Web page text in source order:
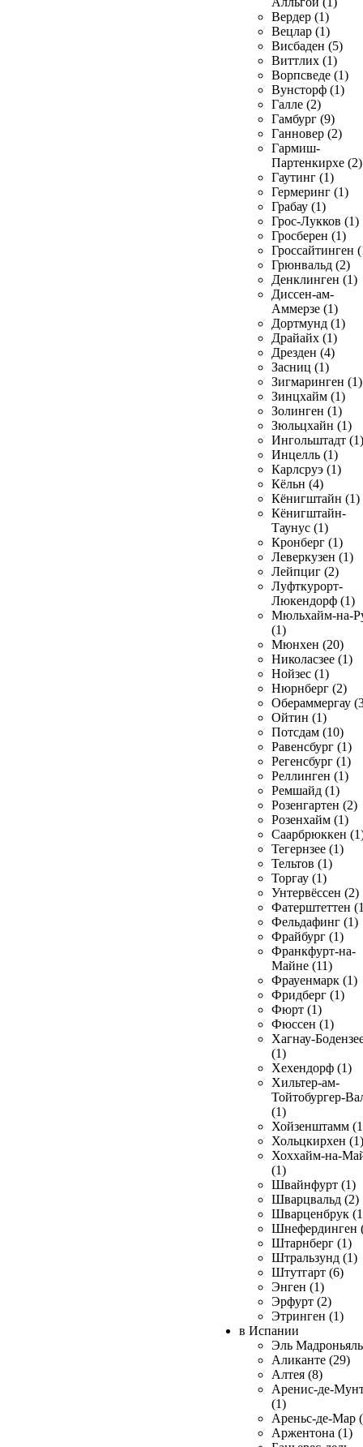
Вердер (1)
Вецлар (1)
Висбаден (5)
Виттлих (1)
Ворпсведе (1)
Вунсторф (1)
Галле (2)
Гамбург (9)
Ганновер (2)
Гармиш-
Партенкирхе (2)
Гаутинг (1)
Гермеринг (1)
Грабау (1)
Грос-Лукков (1)
Гросберен (1)
Гроссайтинген
Грюнвальд (2)
Денклинген (1)
Диссен-ам-
Аммерзе (1)
Дортмунд (1)
Драйайх (1)
Дрезден (4)
Засниц (1)
Зигмаринген (1)
Зинцхайм (1)
Золинген (1)
Зюльцхайн (1)
Ингольштадт (1)
Инцелль (1)
Карлсруэ (1)
Кёльн (4)
Кёнигштайн (1)
Кёнигштайн-
Таунус (1)
Кронберг (1)
Леверкузен (1)
Лейпциг (2)
Луфткурорт-
Люкендорф (1)
Мюльхайм-на-
(1)
Мюнхен (20)
Николасзее (1)
Нойзес (1)
Нюрнберг (2)
Обераммергау
Ойтин (1)
Потсдам (10)
Равенсбург (1)
Регенсбург (1)
Реллинген (1)
Ремшайд (1)
Розенгартен (2)
Розенхайм (1)
Саарбрюккен
Тегернзее (1)
Тельтов (1)
Торгау (1)
Унтервёссен (2)
Фатерштеттен
Фельдафинг (1)
Фрайбург (1)
Франкфурт-на-
Майне (11)
Фрауенмарк (1)
Фридберг (1)
Фюрт (1)
Фюссен (1)
Хагнау-
(1)
Хехендорф (1)
Хильтер-ам-
Тойтобургер-
(1)
Хойзенштамм
Хольцкирхен (1)
Хоххайм-на-
(1)
Швайнфурт (1)
Шварцвальд (2)
Шварценбрук
Шнефердинген
Штарнберг (1)
Штральзунд (1)
Штутгарт (6)
Энген (1)
Эрфурт (2)
Этринген (1)
в Испании
Эль
Аликанте (29)
Алтея (8)
Аренис-де-
(1)
Ареньс-де-Мар
Аржентона (1)